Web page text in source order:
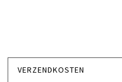
VERZENDKOSTEN